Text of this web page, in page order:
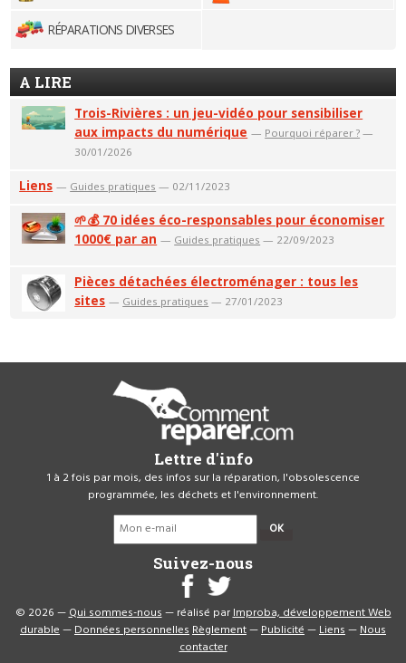
RÉPARATIONS DIVERSES
A LIRE
Trois-Rivières : un jeu-vidéo pour sensibiliser
aux impacts du numérique — Pourquoi réparer ? —
30/01/2026
Liens — Guides pratiques — 02/11/2023
🌱💰 70 idées éco-responsables pour économiser
1000€ par an — Guides pratiques — 22/09/2023
Pièces détachées électroménager : tous les
sites — Guides pratiques — 27/01/2023
Lettre d'info
1 à 2 fois par mois, des infos sur la réparation, l'obsolescence
programmée, les déchets et l'environnement.
OK
Suivez-nous
© 2026 —Qui sommes-nous— réalisé parImproba, développement Web
durable—Données personnellesRèglement—Publicité—Liens—Nous
contacter